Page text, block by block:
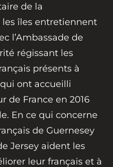
de la
les îles entretiennent
l’Ambassade de
régissant les
présents à
ont accueilli
de France en 2016
En ce qui concerne
de Guernesey
Jersey aident les
leur français et à